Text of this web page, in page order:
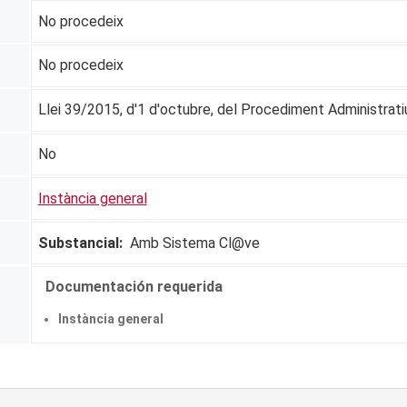
No procedeix
No procedeix
Llei 39/2015, d'1 d'octubre, del Procediment
No
Instància general
Substancial: Amb Sistema Cl@ve
Documentación requerida
Instància general